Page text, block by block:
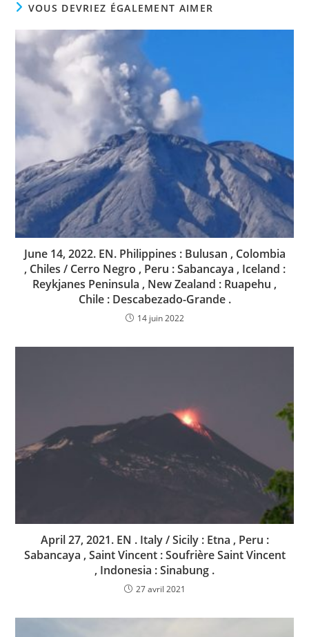
VOUS DEVRIEZ ÉGALEMENT AIMER
June 14, 2022. EN. Philippines : Bulusan , Colombia
, Chiles / Cerro Negro , Peru : Sabancaya , Iceland :
Reykjanes Peninsula , New Zealand : Ruapehu ,
Chile : Descabezado-Grande .
14 juin 2022
April 27, 2021. EN . Italy / Sicily : Etna , Peru :
Sabancaya , Saint Vincent : Soufrière Saint Vincent
, Indonesia : Sinabung .
27 avril 2021